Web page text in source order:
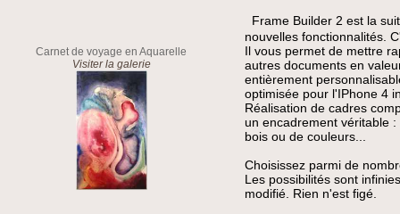
Carnet de voyage en Aquarelle
Visiter la galerie
Frame Builder 2 est la
nouvelles fonctionnalités.
Il vous permet de mettre
autres documents en
entièrement
optimisée pour l'IPhone 4
Réalisation de cadres
un encadrement véritable
bois ou de couleurs...
Choisissez parmi de
Les possibilités sont
modifié. Rien n'est figé.